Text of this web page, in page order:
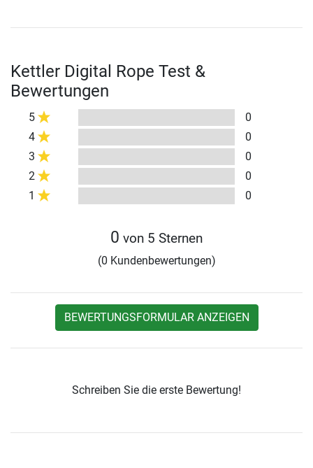
Kettler Digital Rope Test &
Bewertungen
5
0
4
0
3
0
2
0
1
0
0 von 5 Sternen
(0 Kundenbewertungen)
BEWERTUNGSFORMULAR ANZEIGEN
Schreiben Sie die erste Bewertung!